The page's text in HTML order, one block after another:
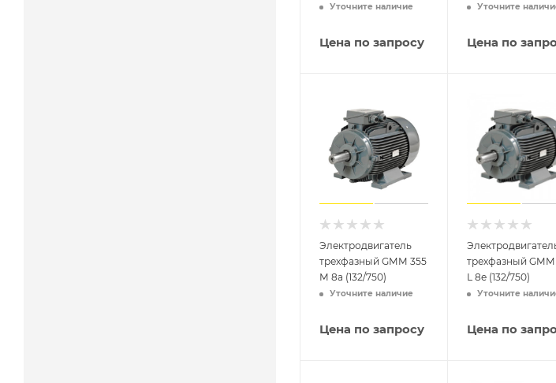
Уточните наличие
Цена по запросу
Уточните
Цена по
Электродвигатель
трехфазный GMM 355
М 8а (132/750)
Уточните наличие
Цена по запросу
трехфазный GMM
L 8e (132/750)
Уточните
Цена по